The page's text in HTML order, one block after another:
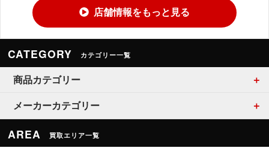
店舗情報をもっと見る
CATEGORY カテゴリー一覧
商品カテゴリー
メーカーカテゴリー
AREA 買取エリア一覧